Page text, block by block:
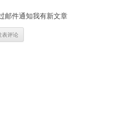
邮件通知我有新文章